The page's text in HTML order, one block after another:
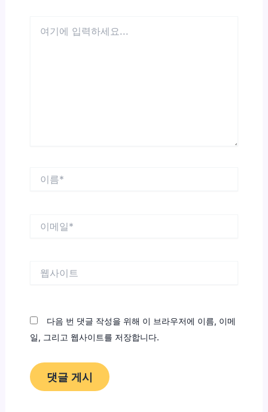
다음 번 댓글 작성을 위해 이 브라우저에 이름, 이메
일, 그리고 웹사이트를 저장합니다.